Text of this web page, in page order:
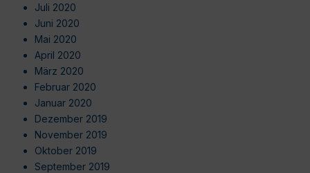
Juli 2020
Juni 2020
Mai 2020
April 2020
März 2020
Februar 2020
Januar 2020
Dezember 2019
November 2019
Oktober 2019
September 2019